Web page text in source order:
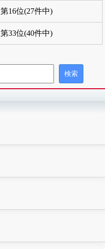
第16位(27件中)
第33位(40件中)